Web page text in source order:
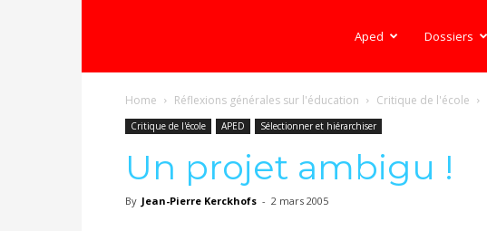
démocratique
–
Aped Dossiers
Home Réflexions générales sur l'éducation Critique de l'école
Critique de l'école APED Sélectionner et hiérarchiser
Un projet ambigu !
By Jean-Pierre Kerckhofs - 2 mars 2005